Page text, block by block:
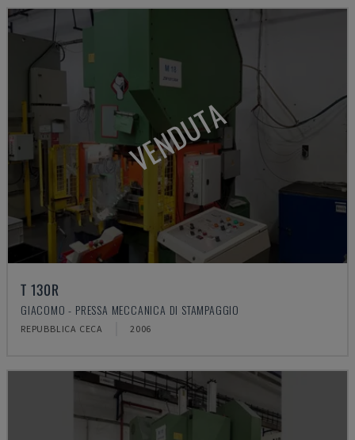
VENDUTA
T 130R
GIACOMO - PRESSA MECCANICA DI STAMPAGGIO
REPUBBLICA CECA 2006